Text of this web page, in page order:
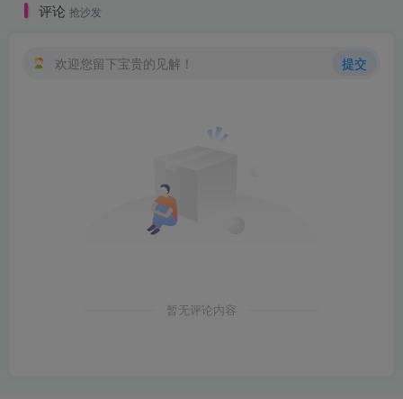
评论 抢沙发
欢迎您留下宝贵的见解！ 提交
暂无评论内容